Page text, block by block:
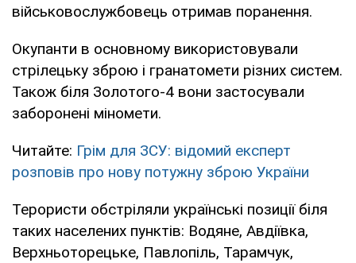
військовослужбовець отримав поранення.
Окупанти в основному використовували
стрілецьку зброю і гранатомети різних систем.
Також біля Золотого-4 вони застосували
заборонені міномети.
Читайте: Грім для ЗСУ: відомий експерт
розповів про нову потужну зброю України
Терористи обстріляли українські позиції біля
таких населених пунктів: Водяне, Авдіївка,
Верхньоторецьке, Павлопіль, Тарамчук,